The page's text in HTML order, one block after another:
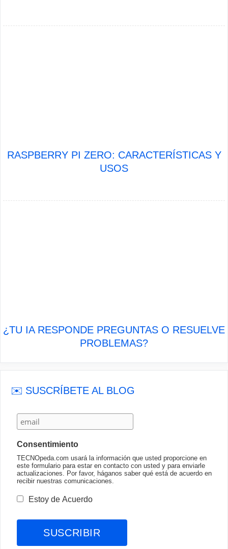
RASPBERRY PI ZERO: CARACTERÍSTICAS Y
USOS
¿TU IA RESPONDE PREGUNTAS O RESUELVE
PROBLEMAS?
✉️ SUSCRÍBETE AL BLOG
Consentimiento
TECNOpeda.com usará la información que usted proporcione en
este formulario para estar en contacto con usted y para enviarle
actualizaciones. Por favor, háganos saber qué está de acuerdo en
recibir nuestras comunicaciones.
Estoy de Acuerdo